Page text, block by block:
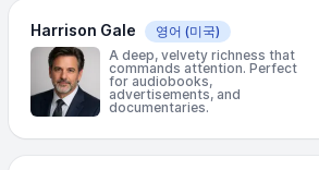
Harrison Gale 영어 (미국)
A deep, velvety richness that
commands attention. Perfect
for audiobooks,
advertisements, and
documentaries.